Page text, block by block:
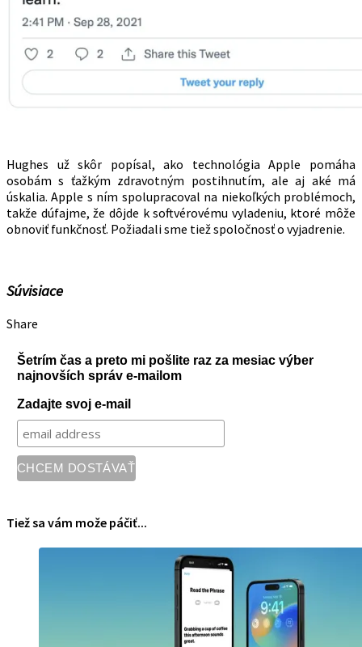
Hughes už skôr popísal, ako technológia Apple pomáha
osobám s ťažkým zdravotným postihnutím, ale aj aké má
úskalia. Apple s ním spolupracoval na niekoľkých problémoch,
takže dúfajme, že dôjde k softvérovému vyladeniu, ktoré môže
obnoviť funkčnosť. Požiadali sme tiež spoločnosť o vyjadrenie.
Súvisiace
Share
Šetrím čas a preto mi pošlite raz za mesiac výber
najnovších správ e-mailom
Zadajte svoj e-mail
Tiež sa vám može páčiť...